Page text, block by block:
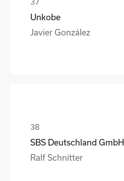
Unkobe
Javier González
SBS Deutschland GmbH
Ralf Schnitter